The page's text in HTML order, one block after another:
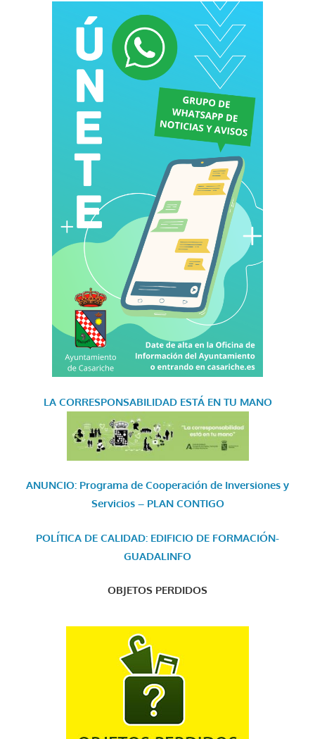
LA CORRESPONSABILIDAD ESTÁ EN TU MANO
ANUNCIO: Programa de Cooperación de Inversiones y
Servicios – PLAN CONTIGO
POLÍTICA DE CALIDAD: EDIFICIO DE FORMACIÓN-
GUADALINFO
OBJETOS PERDIDOS